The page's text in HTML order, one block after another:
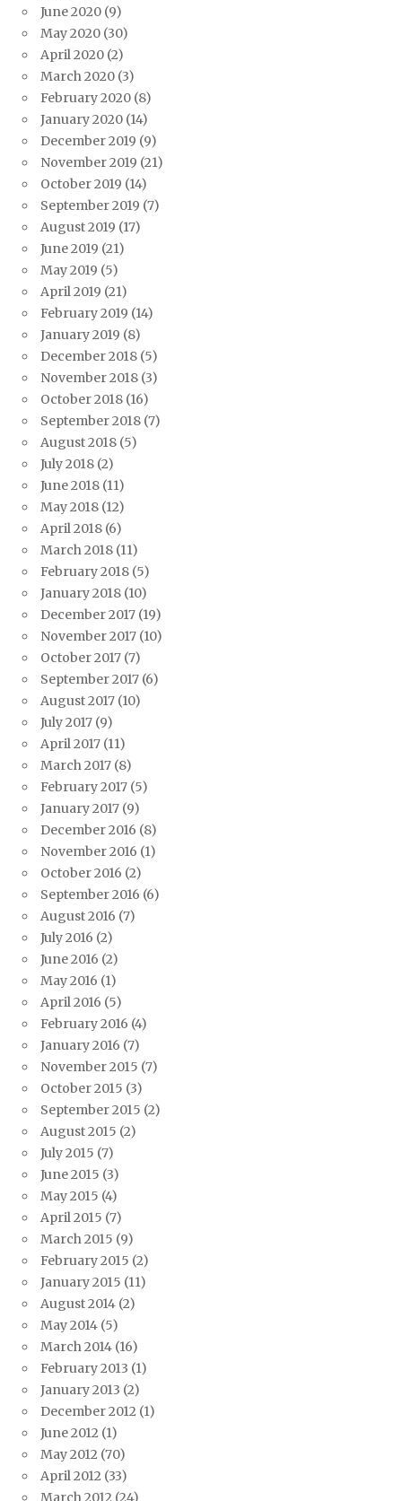
June 2020 (9)
May 2020 (30)
April 2020 (2)
March 2020 (3)
February 2020 (8)
January 2020 (14)
December 2019 (9)
November 2019 (21)
October 2019 (14)
September 2019 (7)
August 2019 (17)
June 2019 (21)
May 2019 (5)
April 2019 (21)
February 2019 (14)
January 2019 (8)
December 2018 (5)
November 2018 (3)
October 2018 (16)
September 2018 (7)
August 2018 (5)
July 2018 (2)
June 2018 (11)
May 2018 (12)
April 2018 (6)
March 2018 (11)
February 2018 (5)
January 2018 (10)
December 2017 (19)
November 2017 (10)
October 2017 (7)
September 2017 (6)
August 2017 (10)
July 2017 (9)
April 2017 (11)
March 2017 (8)
February 2017 (5)
January 2017 (9)
December 2016 (8)
November 2016 (1)
October 2016 (2)
September 2016 (6)
August 2016 (7)
July 2016 (2)
June 2016 (2)
May 2016 (1)
April 2016 (5)
February 2016 (4)
January 2016 (7)
November 2015 (7)
October 2015 (3)
September 2015 (2)
August 2015 (2)
July 2015 (7)
June 2015 (3)
May 2015 (4)
April 2015 (7)
March 2015 (9)
February 2015 (2)
January 2015 (11)
August 2014 (2)
May 2014 (5)
March 2014 (16)
February 2013 (1)
January 2013 (2)
December 2012 (1)
June 2012 (1)
May 2012 (70)
April 2012 (33)
March 2012 (24)